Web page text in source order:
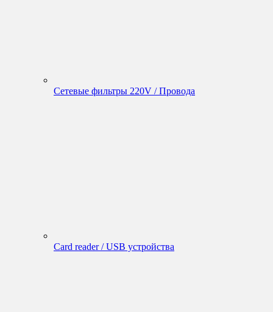
Сетевые фильтры 220V / Провода
Card reader / USB устройства